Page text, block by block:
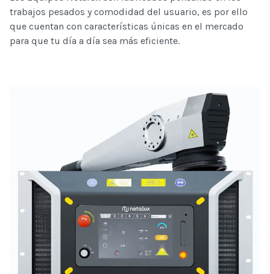
trabajos pesados y comodidad del usuario, es por ello
que cuentan con características únicas en el mercado
para que tu día a día sea más eficiente.